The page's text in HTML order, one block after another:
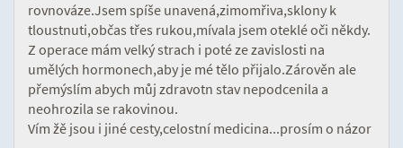
rovnováze.Jsem spíše unavená,zimomřiva,sklony k
tloustnuti,občas třes rukou,mívala jsem oteklé oči někdy.
Z operace mám velký strach i poté ze zavislosti na
umělých hormonech,aby je mé tělo přijalo.Zárověn ale
přemýslím abych můj zdravotn stav nepodcenila a
neohrozila se rakovinou.
Vím žě jsou i jiné cesty,celostní medicina...prosím o názor